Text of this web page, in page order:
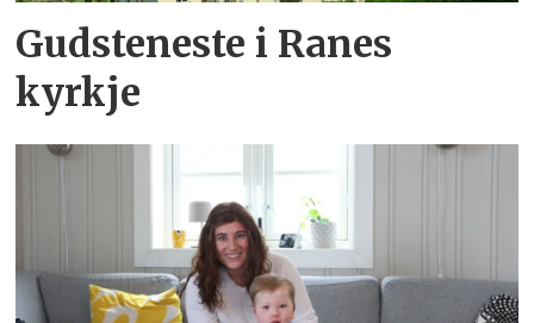
Gudsteneste i Ranes
kyrkje